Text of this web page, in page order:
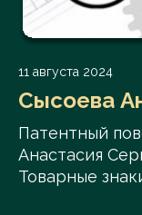
11 августа 2024
Сысоева
Патентный
Анастасия
Товарные